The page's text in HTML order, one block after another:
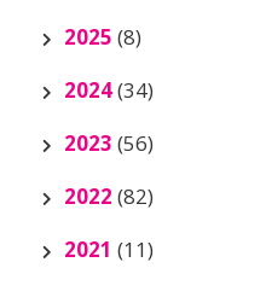
2025 (8)
2024(34)
2023 (56)
2022 (82)
2021 (11)